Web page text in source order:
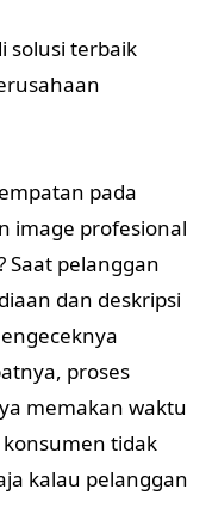
solusi terbaik
pada
image profesional
Saat pelanggan
dan deskripsi
proses
memakan waktu
tidak
kalau pelanggan